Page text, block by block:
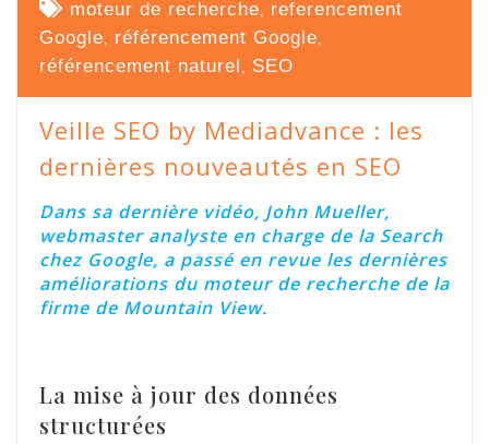
moteur de recherche, referencement
Google, référencement Google,
référencement naturel , SEO
Veille SEO by Mediadvance : les
dernières nouveautés en SEO
Dans sa dernière vidéo, John Mueller,
webmaster analyste en charge de la Search
chez Google, a passé en revue les dernières
améliorations du moteur de recherche de la
firme de Mountain View.
La mise à jour des données
structurées